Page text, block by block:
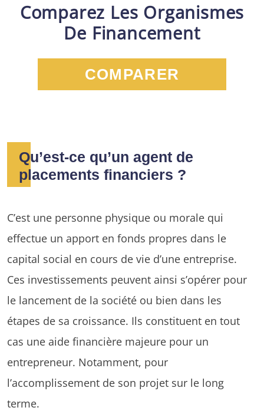
Comparez Les Organismes
De Financement
COMPARER
Qu’est-ce qu’un agent de
placements financiers ?
C’est une personne physique ou morale qui
effectue un apport en fonds propres dans le
capital social en cours de vie d’une entreprise.
Ces investissements peuvent ainsi s’opérer pour
le lancement de la société ou bien dans les
étapes de sa croissance. Ils constituent en tout
cas une aide financière majeure pour un
entrepreneur. Notamment, pour
l’accomplissement de son projet sur le long
terme.